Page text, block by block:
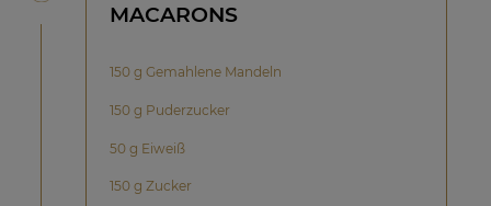
MACARONS
150 g Gemahlene Mandeln
150 g Puderzucker
50 g Eiweiß
150 g Zucker